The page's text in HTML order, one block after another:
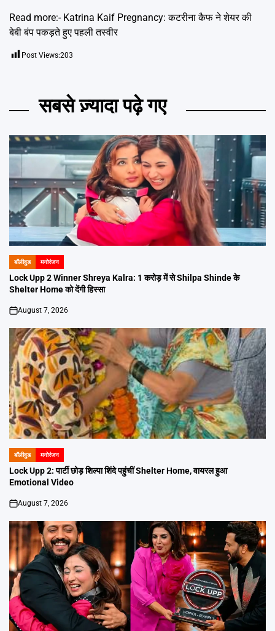
Read more:- Katrina Kaif Pregnancy: कटरीना कैफ ने शेयर की
बेबी बंप पकड़ते हुए पहली तस्वीर
Post Views:203
सबसे ज़्यादा पढ़े गए
POSTED
IN
बॉलीवुड मनोरंजन
Lock Upp 2 Winner Shreya Kalra: 1 करोड़ में से Shilpa Shinde के
Shelter Home को देंगी हिस्सा
on
August 7, 2026
POSTED
IN
बॉलीवुड मनोरंजन
Lock Upp 2: पार्टी छोड़ शिल्पा शिंदे पहुंचीं Shelter Home, वायरल हुआ
Emotional Video
on
August 7, 2026